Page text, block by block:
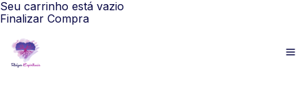
Seu carrinho está vazio
Finalizar Compra